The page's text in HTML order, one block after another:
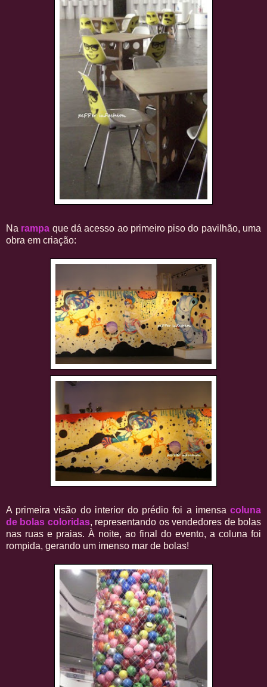
Na rampa que dá acesso ao primeiro piso do pavilhão, uma
obra em criação:
A primeira visão do interior do prédio foi a imensa coluna
de bolas coloridas, representando os vendedores de bolas
nas ruas e praias. À noite, ao final do evento, a coluna foi
rompida, gerando um imenso mar de bolas!